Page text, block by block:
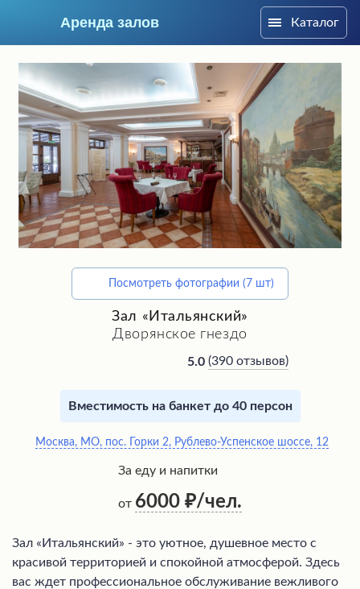
Аренда залов
Подберите мне зал
Каталог
Посмотреть фотографии (7 шт)
Зал «Итальянский»
Дворянское гнездо
5.0 (390 отзывов)
Вместимость на банкет до 40 персон
Москва, МО, пос. Горки 2, Рублево-Успенское шоссе, 12
За еду и напитки
от 6000 /чел.
Зал «Итальянский» - это уютное, душевное место с
красивой территорией и спокойной атмосферой. Здесь
вас ждет профессиональное обслуживание вежливого